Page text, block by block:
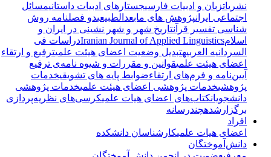
نشریاتزبان و ادبیات فارسیجستارهای ادبیات داستانیمسائل
اجتماعی ایران پژوهش های مابعدالطبیعیدو فصلنامه روش
شناسی تفسیر قرآن تاریخ شهر و شهر نشینی در ایران و
اسلامIranian Journal of Applied Linguisticsدراسات فی
السردانیه العربیهتبدیل وضعیت اعضای هیئت علمیترفیع و ارتقاء
اعضای هیئت علمیقوانین و مقررات و شیوه نامه‌ی ترفیع
آیین‌نامه و فرم‌های ارتقاءضوابط پایه های تشویقیخدمات
پژوهشیخدمات پژوهشی اعضای هیئت علمیخدمات پژوهشی
دانشجویانکتاب‌های اعضای هیات علمیکرسی‌های نظریه‌پردازی
برگزارشدهچندرسانه
افراد
اعضای هیات علمیکارشناسان دانشکده
دانش‌آموختگان